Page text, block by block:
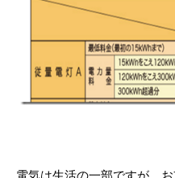
電気は生活の一部ですが、